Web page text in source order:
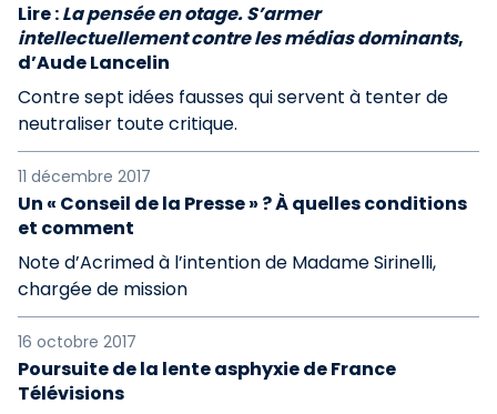
Lire :La pensée en otage. S’armer
intellectuellement contre les médias dominants,
d’Aude Lancelin
Contre sept idées fausses qui servent à tenter de
neutraliser toute critique.
11 décembre 2017
Un « Conseil de la Presse » ? À quelles conditions
et comment
Note d’Acrimed à l’intention de Madame Sirinelli,
chargée de mission
16 octobre 2017
Poursuite de la lente asphyxie de France
Télévisions